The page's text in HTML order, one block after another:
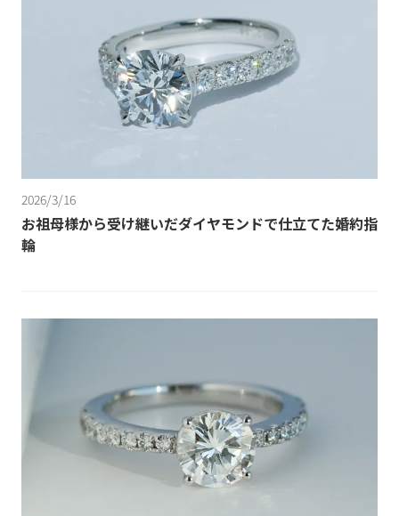
2026/3/16
お祖母様から受け継いだダイヤモンドで仕立てた婚約指
輪